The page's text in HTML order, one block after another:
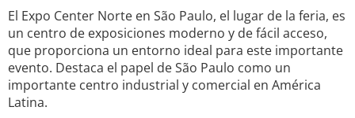
El Expo Center Norte en São Paulo, el lugar de la feria, es
un centro de exposiciones moderno y de fácil acceso,
que proporciona un entorno ideal para este importante
evento. Destaca el papel de São Paulo como un
importante centro industrial y comercial en América
Latina.